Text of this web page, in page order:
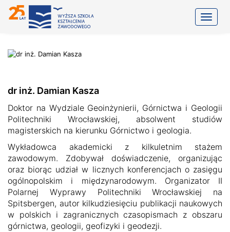
dr inż. Damian Kasza
Doktor na Wydziale Geoinżynierii, Górnictwa i Geologii
Politechniki Wrocławskiej, absolwent studiów
magisterskich na kierunku Górnictwo i geologia.
Wykładowca akademicki z kilkuletnim stażem
zawodowym. Zdobywał doświadczenie, organizując
oraz biorąc udział w licznych konferencjach o zasięgu
ogólnopolskim i międzynarodowym. Organizator II
Polarnej Wyprawy Politechniki Wrocławskiej na
Spitsbergen, autor kilkudziesięciu publikacji naukowych
w polskich i zagranicznych czasopismach z obszaru
górnictwa, geologii, geofizyki i geodezji.